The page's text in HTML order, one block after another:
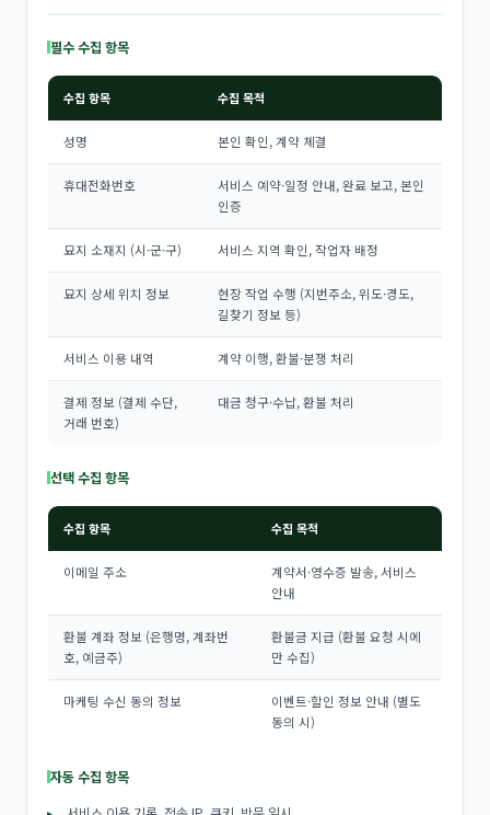
필수 수집 항목
수집 항목 수집 목적
성명 본인 확인, 계약 체결
휴대전화번호
서비스 예약·일정 안내, 완료 보고, 본인
인증
묘지 소재지 (시·군·구) 서비스 지역 확인, 작업자 배정
묘지 상세 위치 정보
현장 작업 수행 (지번주소, 위도·경도,
길찾기 정보 등)
서비스 이용 내역 계약 이행, 환불·분쟁 처리
결제 정보 (결제 수단,
거래 번호)
대금 청구·수납, 환불 처리
선택 수집 항목
수집 항목 수집 목적
이메일 주소
계약서·영수증 발송, 서비스
안내
환불 계좌 정보 (은행명, 계좌번
호, 예금주)
환불금 지급 (환불 요청 시에
만 수집)
마케팅 수신 동의 정보
이벤트·할인 정보 안내 (별도
동의 시)
자동 수집 항목